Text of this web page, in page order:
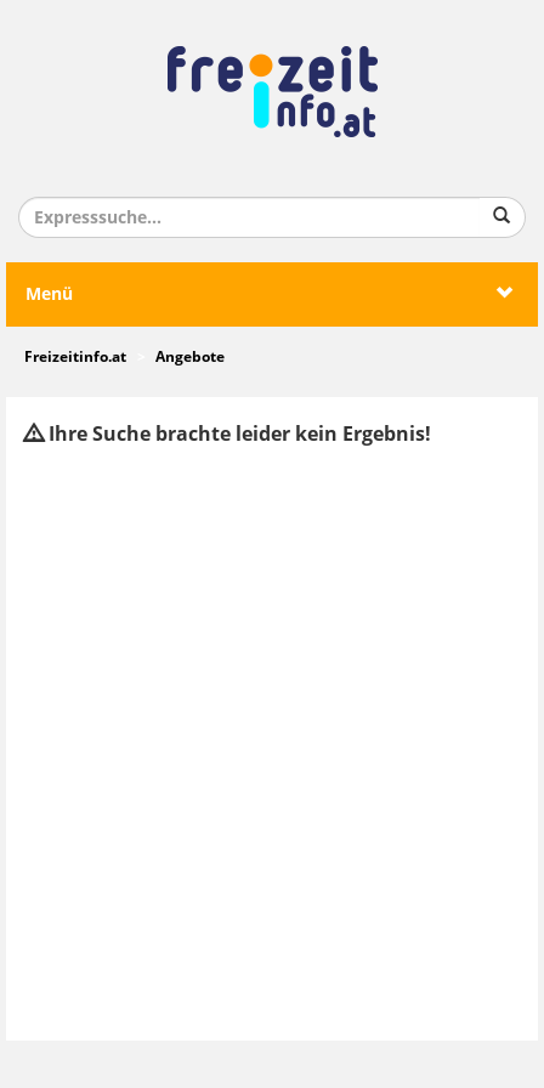
Menü
Freizeitinfo.at Angebote
Ihre Suche brachte leider kein Ergebnis!